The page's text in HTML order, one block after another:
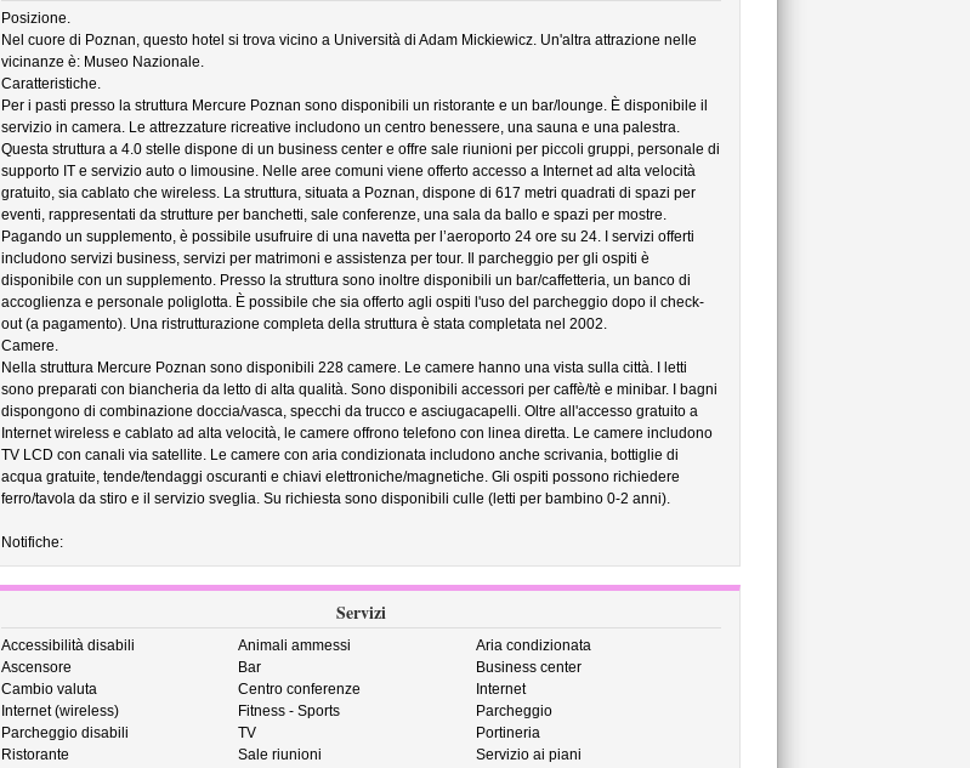
Posizione.
Nel cuore di Poznan, questo hotel si trova vicino a Università di Adam Mickiewicz. Un'altra attrazione nelle
vicinanze è: Museo Nazionale.
Caratteristiche.
Per i pasti presso la struttura Mercure Poznan sono disponibili un ristorante e un bar/lounge. È disponibile il
servizio in camera. Le attrezzature ricreative includono un centro benessere, una sauna e una palestra.
Questa struttura a 4.0 stelle dispone di un business center e offre sale riunioni per piccoli gruppi, personale di
supporto IT e servizio auto o limousine. Nelle aree comuni viene offerto accesso a Internet ad alta velocità
gratuito, sia cablato che wireless. La struttura, situata a Poznan, dispone di 617 metri quadrati di spazi per
eventi, rappresentati da strutture per banchetti, sale conferenze, una sala da ballo e spazi per mostre.
Pagando un supplemento, è possibile usufruire di una navetta per l’aeroporto 24 ore su 24. I servizi offerti
includono servizi business, servizi per matrimoni e assistenza per tour. Il parcheggio per gli ospiti è
disponibile con un supplemento. Presso la struttura sono inoltre disponibili un bar/caffetteria, un banco di
accoglienza e personale poliglotta. È possibile che sia offerto agli ospiti l'uso del parcheggio dopo il check-
out (a pagamento). Una ristrutturazione completa della struttura è stata completata nel 2002.
Camere.
Nella struttura Mercure Poznan sono disponibili 228 camere. Le camere hanno una vista sulla città. I letti
sono preparati con biancheria da letto di alta qualità. Sono disponibili accessori per caffè/tè e minibar. I bagni
dispongono di combinazione doccia/vasca, specchi da trucco e asciugacapelli. Oltre all'accesso gratuito a
Internet wireless e cablato ad alta velocità, le camere offrono telefono con linea diretta. Le camere includono
TV LCD con canali via satellite. Le camere con aria condizionata includono anche scrivania, bottiglie di
acqua gratuite, tende/tendaggi oscuranti e chiavi elettroniche/magnetiche. Gli ospiti possono richiedere
ferro/tavola da stiro e il servizio sveglia. Su richiesta sono disponibili culle (letti per bambino 0-2 anni).
Notifiche:
Servizi
Accessibilità disabili Animali ammessi
Aria condizionata
Ascensore
Bar
Business center
Cambio valuta
Centro conferenze
Internet
Internet (wireless)
Fitness - Sports
Parcheggio
Parcheggio disabili
TV
Portineria
Ristorante
Sale riunioni Servizio ai piani